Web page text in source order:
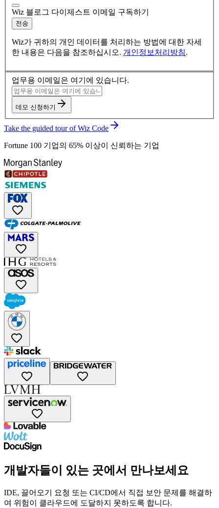
Wiz 블로그 다이제스트 이메일 구독하기
전송
Wiz가 귀하의 개인 데이터를 처리하는 방법에 대한 자세
한 내용은 다음을 참조하십시오. 개인정보처리방침.
업무용 이메일은 여기에 있습니다.
데모 신청하기
Take the guided tour of Wiz Code
Fortune 100 기업의 65% 이상이 신뢰하는 기업
개발자들이 있는 곳에서 만나보세요
IDE, 끌어오기 요청 또는 CI/CD에서 직접 보안 문제를 해결하
여 위험이 클라우드에 도달하지 못하도록 합니다.